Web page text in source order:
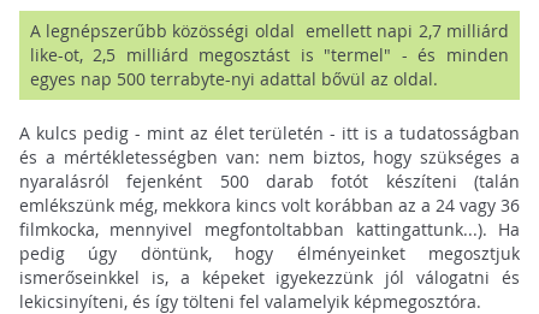
A legnépszerűbb közösségi oldal emellett napi 2,7 milliárd
like-ot, 2,5 milliárd megosztást is "termel" - és minden
egyes nap 500 terrabyte-nyi adattal bővül az oldal.
A kulcs pedig - mint az élet területén - itt is a tudatosságban
és a mértékletességben van: nem biztos, hogy szükséges a
nyaralásról fejenként 500 darab fotót készíteni (talán
emlékszünk még, mekkora kincs volt korábban az a 24 vagy 36
filmkocka, mennyivel megfontoltabban kattingattunk...). Ha
pedig úgy döntünk, hogy élményeinket megosztjuk
ismerőseinkkel is, a képeket igyekezzünk jól válogatni és
lekicsinyíteni, és így tölteni fel valamelyik képmegosztóra.